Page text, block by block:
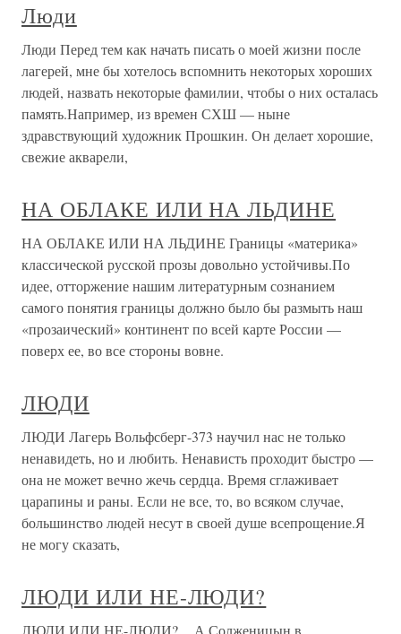
Люди
Люди Перед тем как начать писать о моей жизни после
лагерей, мне бы хотелось вспомнить некоторых хороших
людей, назвать некоторые фамилии, чтобы о них осталась
память.Например, из времен СХШ — ныне
здравствующий художник Прошкин. Он делает хорошие,
свежие акварели,
НА ОБЛАКЕ ИЛИ НА ЛЬДИНЕ
НА ОБЛАКЕ ИЛИ НА ЛЬДИНЕ Границы «материка»
классической русской прозы довольно устойчивы.По
идее, отторжение нашим литературным сознанием
самого понятия границы должно было бы размыть наш
«прозаический» континент по всей карте России —
поверх ее, во все стороны вовне.
ЛЮДИ
ЛЮДИ Лагерь Вольфсберг-373 научил нас не только
ненавидеть, но и любить. Ненависть проходит быстро —
она не может вечно жечь сердца. Время сглаживает
царапины и раны. Если не все, то, во всяком случае,
большинство людей несут в своей душе всепрощение.Я
не могу сказать,
ЛЮДИ ИЛИ НЕ-ЛЮДИ?
ЛЮДИ ИЛИ НЕ-ЛЮДИ? А.Солженицын в